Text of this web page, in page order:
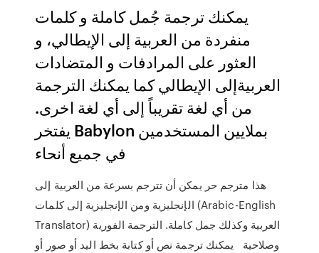
يمكنك ترجمة جُمل كاملة و كلمات
منفردة من العربية إلى الإيطالي، و
العثور على المرادفات و المتضادات
العربيةإلى الإيطالي كما يمكنك الترجمة
من أي لغة تقريباً إلى أي لغة اخرى.
يفتخر Babylon بملايين المستخدمين
في جميع أنحاء
هذا مترجم حر يمكن أن تترجم بسرعة من العربية إلى
الإنجليزية ومن الإنجليزية إلى كلمات (Arabic-English
Translator) العربية وكذلك جمل كاملة. الترجمة الفورية
وصلاحية يمكنك ترجمة نص أو كتابة بخط اليد أو صور أو